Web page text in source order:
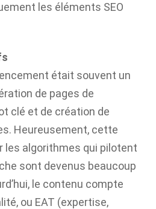
les éléments SEO
était souvent un
de pages de
clé et de création de
Heureusement, cette
les algorithmes qui pilotent
sont devenus beaucoup
le contenu compte
ou EAT (expertise,